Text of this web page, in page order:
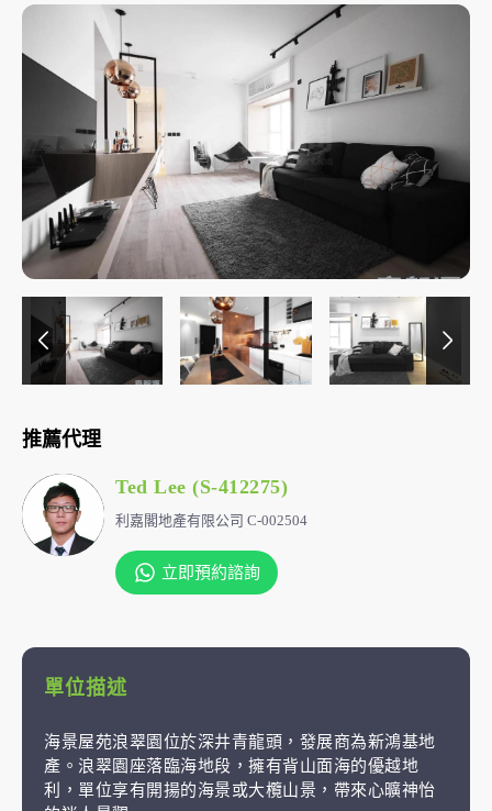
推薦代理
Ted Lee (S-412275)
利嘉閣地產有限公司 C-002504
立即預約諮詢
單位描述
海景屋苑浪翠園位於深井青龍頭，發展商為新鴻基地
產。浪翠園座落臨海地段，擁有背山面海的優越地
利，單位享有開揚的海景或大欖山景，帶來心曠神怡